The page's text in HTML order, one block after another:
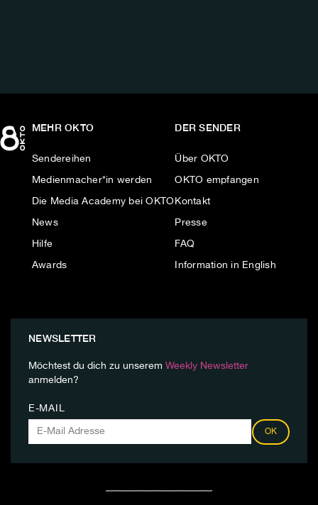
MEHR OKTO
Sendereihen
Medienmacher*in werden
Die Media Academy bei OKTO
News
Hilfe
Awards
DER SENDER
Über OKTO
OKTO empfangen
Kontakt
Presse
FAQ
Information in English
NEWSLETTER
Möchtest du dich zu unserem Weekly Newsletter
anmelden?
E-MAIL
OK